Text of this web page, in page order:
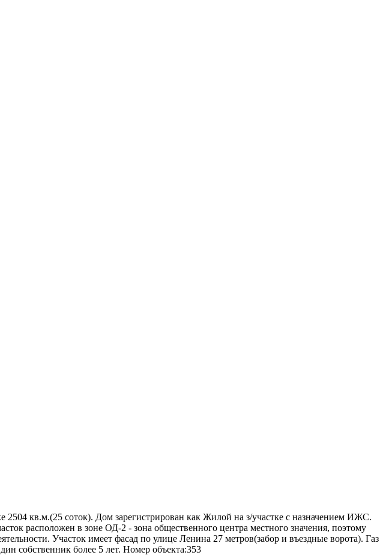
кв.м.(25 соток). Дом зарегистрирован как Жилой на з/участке с назначением ИЖС.
расположен в зоне ОД-2 - зона общественного центра местного значения, поэтому
Участок имеет фасад по улице Ленина 27 метров(забор и въездные ворота). Газ
собственник более 5 лет. Номер объекта:353